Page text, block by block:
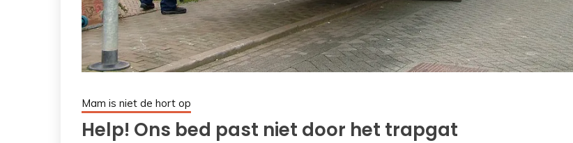
Mam is niet de hort op
Help! Ons bed past niet door het trapgat